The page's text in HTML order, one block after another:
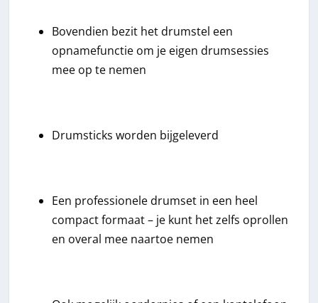
Bovendien bezit het drumstel een
opnamefunctie om je eigen drumsessies
mee op te nemen
Drumsticks worden bijgeleverd
Een professionele drumset in een heel
compact formaat – je kunt het zelfs oprollen
en overal mee naartoe nemen